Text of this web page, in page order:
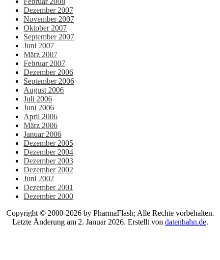
Dezember 2007
November 2007
Oktober 2007
September 2007
Juni 2007
März 2007
Februar 2007
Dezember 2006
September 2006
August 2006
Juli 2006
Juni 2006
April 2006
März 2006
Januar 2006
Dezember 2005
Dezember 2004
Dezember 2003
Dezember 2002
Juni 2002
Dezember 2001
Dezember 2000
Copyright © 2000-2026 by PharmaFlash; Alle Rechte vorbehalten.
Letzte Änderung am 2. Januar 2026. Erstellt von datenbahn.de.